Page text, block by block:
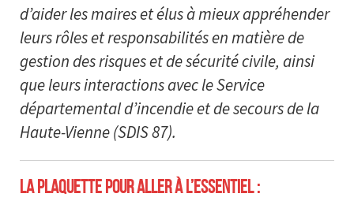
d’aider les maires et élus à mieux appréhender
leurs rôles et responsabilités en matière de
gestion des risques et de sécurité civile, ainsi
que leurs interactions avec le Service
départemental d’incendie et de secours de la
Haute-Vienne (SDIS 87).
LA PLAQUETTE POUR ALLER À L’ESSENTIEL :